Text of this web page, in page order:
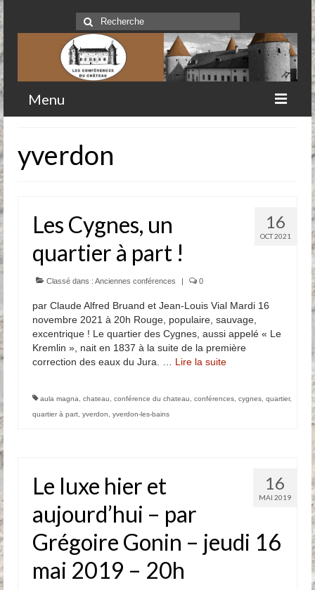
Rechercher
:
Menu
Qui sommes-nous
Comité
Clubs-service
Conférences
Prochaines conférences
Anciennes conférences
Partenaires, Sponsors & Amis
Partenaires
Podcasts
Contact
Informations pratiques
Nous contacter
yverdon
16
OCT 2021
Les Cygnes, un
quartier à part !
Classé dans : Anciennes conférences 0
par Claude Alfred Bruand et Jean-Louis Vial Mardi 16
novembre 2021 à 20h Rouge, populaire, sauvage,
excentrique ! Le quartier des Cygnes, aussi appelé « Le
Kremlin », nait en 1837 à la suite de la première
correction des eaux du Jura. … Lire la suite­­
aula magna, chateau, conférence du chateau, conférences, cygnes, quartier,
quartier à part, yverdon, yverdon-les-bains
16
MAI 2019
Le luxe hier et
aujourd’hui – par
Grégoire Gonin – jeudi 16
mai 2019 – 20h